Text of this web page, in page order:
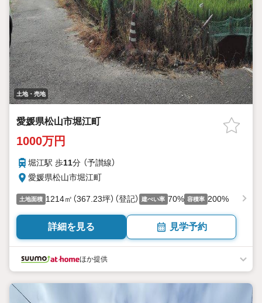
土地・売地
愛媛県松山市堀江町
1000万円
堀江駅 歩11分 （予讃線）
愛媛県松山市堀江町
土地面積 1214㎡（367.23坪）（登記） 建ぺい率 70% 容積率 200%
詳細を見る 見学予約
ほか提供